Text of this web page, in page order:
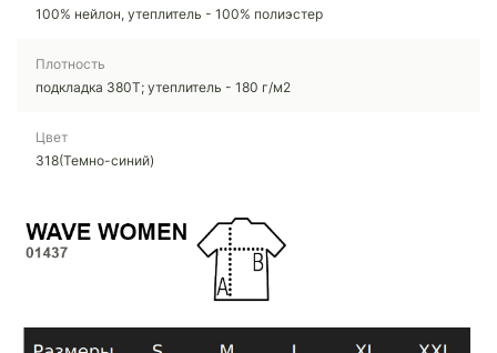
100% нейлон, утеплитель - 100% полиэстер
Плотность
подкладка 380Т; утеплитель - 180 г/м2
Цвет
318(Темно-синий)